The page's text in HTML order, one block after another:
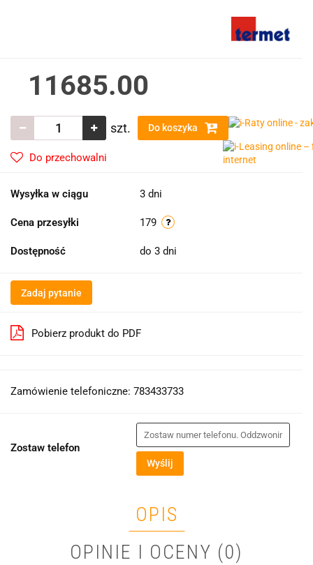
11685.00
szt. Do koszyka
Do przechowalni
Wysyłka w ciągu 3 dni
Cena przesyłki 179
Dostępność do 3 dni
Zadaj pytanie
Pobierz produkt do PDF
Zamówienie telefoniczne: 783433733
Zostaw telefon
Wyślij
OPIS
OPINIE I OCENY (0)